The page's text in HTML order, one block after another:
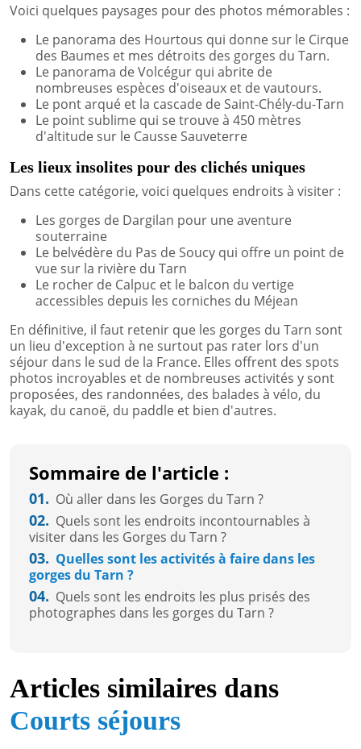
Voici quelques paysages pour des photos mémorables :
Le panorama des Hourtous qui donne sur le Cirque
des Baumes et mes détroits des gorges du Tarn.
Le panorama de Volcégur qui abrite de
nombreuses espèces d'oiseaux et de vautours.
Le pont arqué et la cascade de Saint-Chély-du-Tarn
Le point sublime qui se trouve à 450 mètres
d'altitude sur le Causse Sauveterre
Les lieux insolites pour des clichés uniques
Dans cette catégorie, voici quelques endroits à visiter :
Les gorges de Dargilan pour une aventure
souterraine
Le belvédère du Pas de Soucy qui offre un point de
vue sur la rivière du Tarn
Le rocher de Calpuc et le balcon du vertige
accessibles depuis les corniches du Méjean
En définitive, il faut retenir que les gorges du Tarn sont
un lieu d'exception à ne surtout pas rater lors d'un
séjour dans le sud de la France. Elles offrent des spots
photos incroyables et de nombreuses activités y sont
proposées, des randonnées, des balades à vélo, du
kayak, du canoë, du paddle et bien d'autres.
Sommaire de l'article :
01. Où aller dans les Gorges du Tarn ?
02. Quels sont les endroits incontournables à
visiter dans les Gorges du Tarn ?
03. Quelles sont les activités à faire dans les
gorges du Tarn ?
04. Quels sont les endroits les plus prisés des
photographes dans les gorges du Tarn ?
Articles similaires dans
Courts séjours